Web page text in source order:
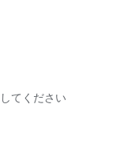
てください